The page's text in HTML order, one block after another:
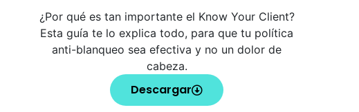
¿Por qué es tan importante el Know Your Client?
Esta guía te lo explica todo, para que tu política
anti-blanqueo sea efectiva y no un dolor de
cabeza.
Descargar